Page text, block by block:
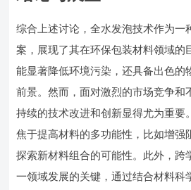
综合上述讨论，全水发泡技术作为一
案，展现了其在环保包装材料领域的
能显著降低环境污染，还具备出色的
前景。然而，面对激烈的市场竞争和
持续的技术改进和创新显得尤为重要
焦于提高材料的多功能性，比如增强
探索新材料组合的可能性。此外，跨
一领域发展的关键，通过结合材料科